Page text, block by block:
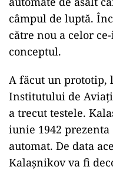
câmpul de luptă.
către nou a celor
conceptul.
A făcut un prototip,
Institutului de
a trecut testele.
iunie 1942
automat. De data
Kalaşnikov va fi